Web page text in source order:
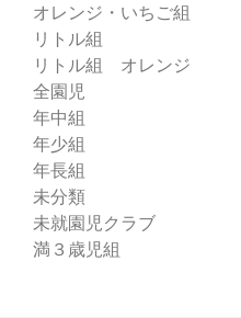
オレンジ・いちご組
リトル組
リトル組 オレンジ
全園児
年中組
年少組
年長組
未分類
未就園児クラブ
満３歳児組